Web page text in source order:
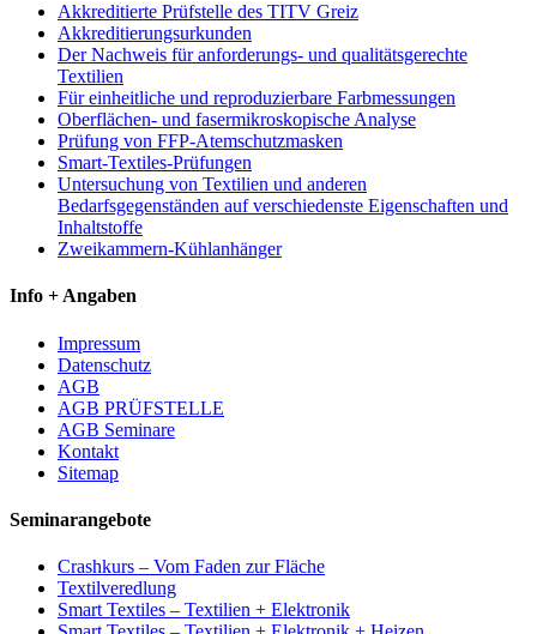
Akkreditierte Prüfstelle des TITV Greiz
Akkreditierungsurkunden
Der Nachweis für anforderungs- und qualitätsgerechte
Textilien
Für einheitliche und reproduzierbare Farbmessungen
Oberflächen- und fasermikroskopische Analyse
Prüfung von FFP-Atemschutzmasken
Smart-Textiles-Prüfungen
Untersuchung von Textilien und anderen
Bedarfsgegenständen auf verschiedenste Eigenschaften und
Inhaltstoffe
Zweikammern-Kühlanhänger
Info + Angaben
Impressum
Datenschutz
AGB
AGB PRÜFSTELLE
AGB Seminare
Kontakt
Sitemap
Seminarangebote
Crashkurs – Vom Faden zur Fläche
Textilveredlung
Smart Textiles – Textilien + Elektronik